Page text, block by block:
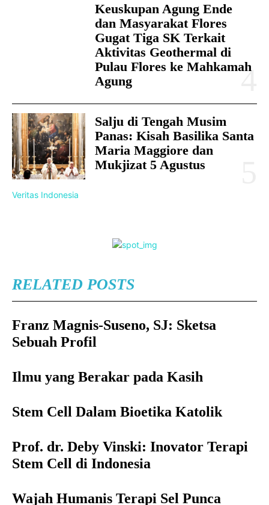
Keuskupan Agung Ende
dan Masyarakat Flores
Gugat Tiga SK Terkait
Aktivitas Geothermal di
Pulau Flores ke Mahkamah
Agung
Salju di Tengah Musim
Panas: Kisah Basilika Santa
Maria Maggiore dan
Mukjizat 5 Agustus
Veritas Indonesia
RELATED POSTS
Franz Magnis-Suseno, SJ: Sketsa
Sebuah Profil
Ilmu yang Berakar pada Kasih
Stem Cell Dalam Bioetika Katolik
Prof. dr. Deby Vinski: Inovator Terapi
Stem Cell di Indonesia
Wajah Humanis Terapi Sel Punca